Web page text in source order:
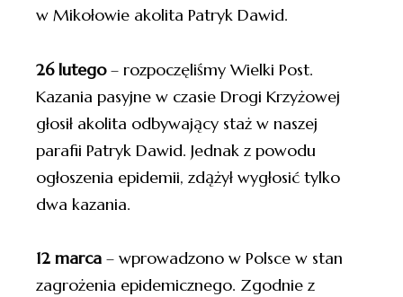
w Mikołowie akolita Patryk Dawid.
26 lutego– rozpoczęliśmy Wielki Post.
Kazania pasyjne w czasie Drogi Krzyżowej
głosił akolita odbywający staż w naszej
parafii Patryk Dawid. Jednak z powodu
ogłoszenia epidemii, zdążył wygłosić tylko
dwa kazania.
12 marca – wprowadzono w Polsce w stan
zagrożenia epidemicznego. Zgodnie z